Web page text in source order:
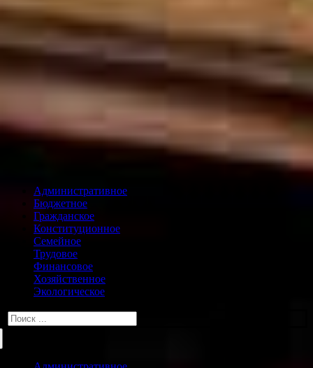
Административное
Бюджетное
Гражданское
Конституционное
Семейное
Трудовое
Финансовое
Хозяйственное
Экологическое
Искать: